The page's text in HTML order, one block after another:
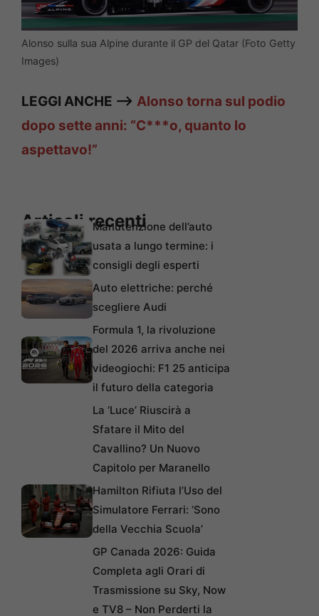
Alonso sulla sua Alpine durante il GP del Qatar (Foto Getty
Images)
LEGGI ANCHE —> Alonso torna sul podio
dopo sette anni: “C***o, quanto lo
aspettavo!”
Articoli recentiManutenzione dell’auto
usata a lungo termine: i
consigli degli esperti
Auto elettriche: perché
scegliere Audi
Formula 1, la rivoluzione
del 2026 arriva anche nei
videogiochi: F1 25 anticipa
il futuro della categoria
La ‘Luce’ Riuscirà a
Sfatare il Mito del
Cavallino? Un Nuovo
Capitolo per Maranello
Hamilton Rifiuta l’Uso del
Simulatore Ferrari: ‘Sono
della Vecchia Scuola’
GP Canada 2026: Guida
Completa agli Orari di
Trasmissione su Sky, Now
e TV8 – Non Perderti la